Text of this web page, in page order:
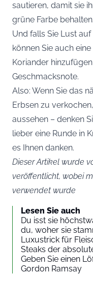
sautieren, damit sie
grüne Farbe behalten.
Und falls Sie Lust
können Sie auch
Koriander
Geschmacksnote.
Also: Wenn Sie das
Erbsen zu
aussehen – denken
lieber eine Runde in
es Ihnen danken.
Dieser Artikel wurde
veröffentlicht, wobei
verwendet wurde
Lesen Sie auch
Du isst sie
du, woher sie
Luxustrick für
Steaks der
Geben Sie einen
Gordon Ramsay